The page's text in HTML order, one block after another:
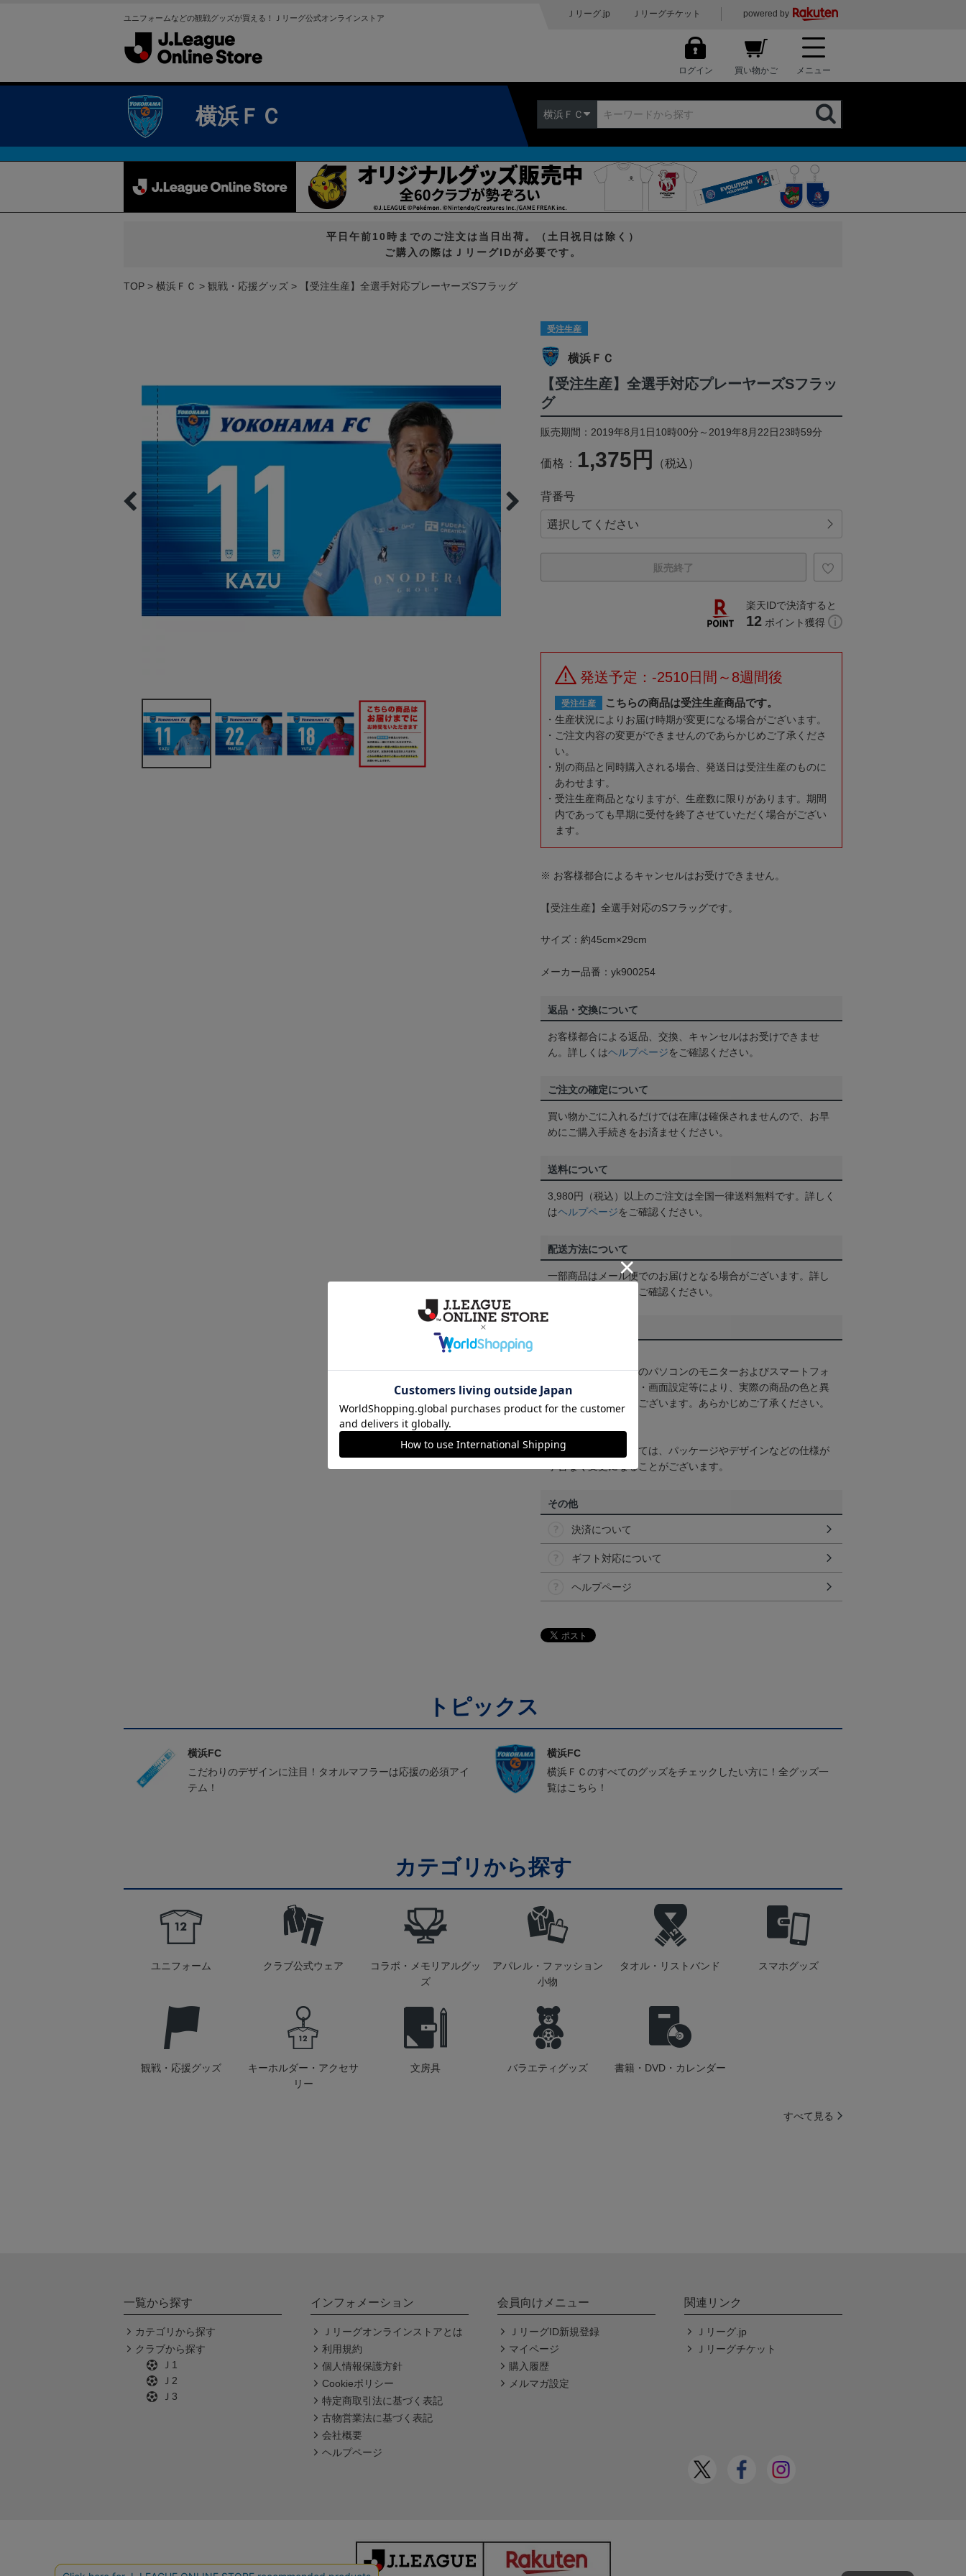
ユニフォームなどの観戦グッズが買える！Ｊリーグ公式オンラインストア Ｊリーグ.jp Ｊリーグチケット powered by
ログイン 買い物かご メニュー
横浜ＦＣ 横浜ＦＣ
平日午前10時までのご注文は当日出荷。（土日祝日は除く）
ご購入の際はＪリーグIDが必要です。
TOP 横浜ＦＣ 観戦・応援グッズ 【受注生産】全選手対応プレーヤーズSフラッグ
受注生産
横浜ＦＣ
【受注生産】全選手対応プレーヤーズSフラッ
グ
販売期間：2019年8月1日10時00分～2019年8月22日23時59分
価格： 1,375円 （税込）
背番号
販売終了
楽天IDで決済すると
12 ポイント獲得
発送予定：-2510日間～8週間後
受注生産 こちらの商品は受注生産商品です。
生産状況によりお届け時期が変更になる場合がございます。
ご注文内容の変更ができませんのであらかじめご了承くださ
い。
別の商品と同時購入される場合、発送日は受注生産のものに
あわせます。
受注生産商品となりますが、生産数に限りがあります。期間
内であっても早期に受付を終了させていただく場合がござい
ます。
※ お客様都合によるキャンセルはお受けできません。
【受注生産】全選手対応のSフラッグです。
サイズ：約45cm×29cm
メーカー品番：yk900254
返品・交換について
お客様都合による返品、交換、キャンセルはお受けできませ
ん。詳しくはヘルプページをご確認ください。
ご注文の確定について
買い物かごに入れるだけでは在庫は確保されませんので、お早
めにご購入手続きをお済ませください。
送料について
3,980円（税込）以上のご注文は全国一律送料無料です。詳しく
はヘルプページをご確認ください。
配送方法について
一部商品はメール便でのお届けとなる場合がございます。詳し
をご確認ください。
商品画像は、お使いのパソコンのモニターおよびスマートフォ
ンのメーカー・機種・画面設定等により、実際の商品の色と異
なって見える場合がございます。あらかじめご了承ください。
【仕様について】
取り扱い商品によっては、パッケージやデザインなどの仕様が
予告なく変更になることがございます。
その他
決済について
ギフト対応について
ヘルプページ
トピックス
横浜FC
こだわりのデザインに注目！タオルマフラーは応援の必須アイ
テム！
横浜FC
横浜ＦＣのすべてのグッズをチェックしたい方に！全グッズ一
覧はこちら！
カテゴリから探す
ユニフォーム クラブ公式ウェア
コラボ・メモリアルグッ
ズ
アパレル・ファッション
小物
タオル・リストバンド スマホグッズ
観戦・応援グッズ
キーホルダー・アクセサ
リー
文房具 バラエティグッズ 書籍・DVD・カレンダー
すべて見る
一覧から探す
カテゴリから探す
クラブから探す
Ｊ1
Ｊ2
Ｊ3
インフォメーション
Ｊリーグオンラインストアとは
利用規約
個人情報保護方針
Cookieポリシー
特定商取引法に基づく表記
古物営業法に基づく表記
会社概要
ヘルプページ
会員向けメニュー
ＪリーグID新規登録
マイページ
購入履歴
メルマガ設定
関連リンク
Ｊリーグ.jp
Ｊリーグチケット